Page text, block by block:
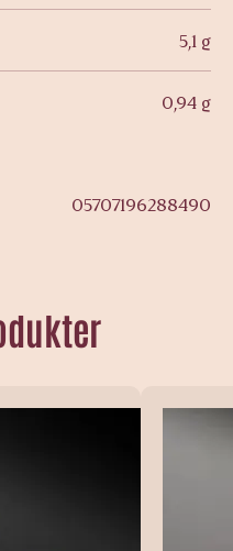
5,1 g
0,94 g
05707196288490